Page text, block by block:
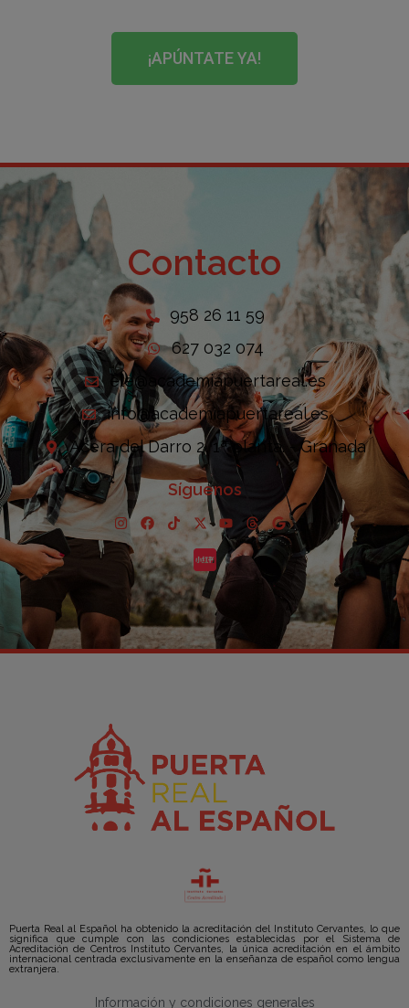
¡APÚNTATE YA!
Contacto
958 26 11 59
627 032 074
ele@academiapuertareal.es
info@academiapuertareal.es
Acera del Darro 2, 1ª planta. - Granada
Síguenos
Puerta Real al Español ha obtenido la acreditación del Instituto Cervantes, lo que
significa que cumple con las condiciones establecidas por el Sistema de
Acreditación de Centros Instituto Cervantes, la única acreditación en el ámbito
internacional centrada exclusivamente en la enseñanza de español como lengua
extranjera.
Información y condiciones generales